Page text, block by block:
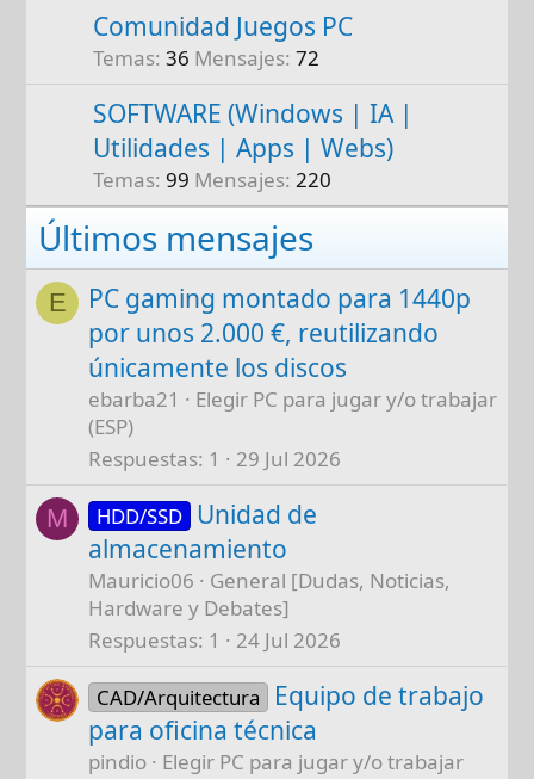
Comunidad Juegos PC
Temas 36 Mensajes 72
SOFTWARE (Windows | IA |
Utilidades | Apps | Webs)
Temas 99 Mensajes 220
Últimos mensajes
E
PC gaming montado para 1440p
por unos 2.000 €, reutilizando
únicamente los discos
ebarba21
Elegir PC para jugar y/o trabajar
(ESP)
Respuestas 1 29 Jul 2026
M HDD/SSD Unidad de
almacenamiento
Mauricio06
General [Dudas, Noticias,
Hardware y Debates]
Respuestas 1 24 Jul 2026
CAD/Arquitectura
Equipo de trabajo
para oficina técnica
pindio
Elegir PC para jugar y/o trabajar